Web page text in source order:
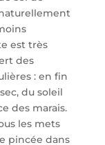
est très
des
: en fin
du soleil
des marais.
les mets
pincée dans